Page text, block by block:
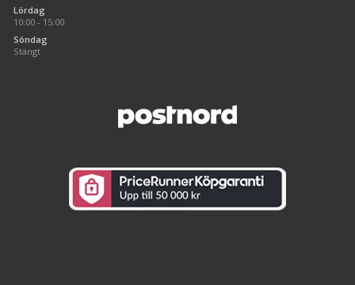
Lördag
10:00 - 15:00
Söndag
Stängt